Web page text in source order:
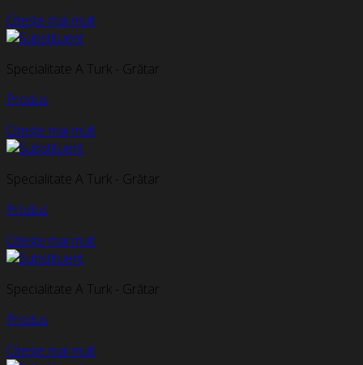
Citește mai mult
Specialitate A Turk - Grătar
Produs
Citește mai mult
Specialitate A Turk - Grătar
Produs
Citește mai mult
Specialitate A Turk - Grătar
Produs
Citește mai mult